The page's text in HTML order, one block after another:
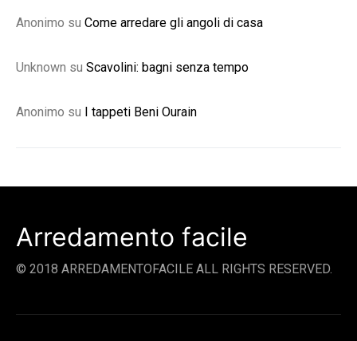
Anonimo su Come arredare gli angoli di casa
Unknown su Scavolini: bagni senza tempo
Anonimo su I tappeti Beni Ourain
Arredamento facile
© 2018 ARREDAMENTOFACILE ALL RIGHTS RESERVED.